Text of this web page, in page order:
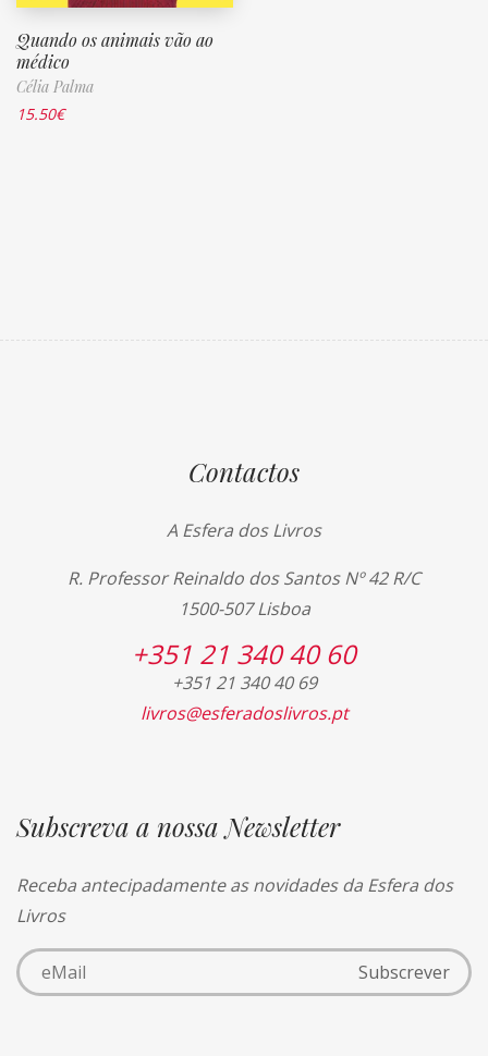
Quando os animais vão ao
médico
Célia Palma
15.50€
Contactos
A Esfera dos Livros
R. Professor Reinaldo dos Santos Nº 42 R/C
1500-507 Lisboa
+351 21 340 40 60
+351 21 340 40 69
livros@esferadoslivros.pt
Subscreva a nossa Newsletter
Receba antecipadamente as novidades da Esfera dos
Livros